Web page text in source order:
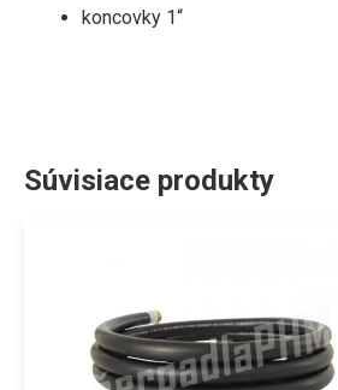
koncovky 1“
Súvisiace produkty